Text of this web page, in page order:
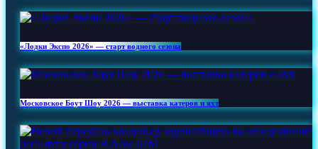
«Лодки Экспо 2026» — старт водного сезона
Московское Боут Шоу 2026 — выставка катеров и яхт